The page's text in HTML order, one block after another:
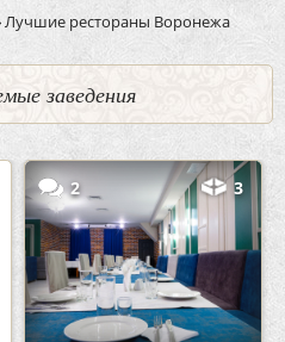
Лучшие рестораны Воронежа
заведения
2 3